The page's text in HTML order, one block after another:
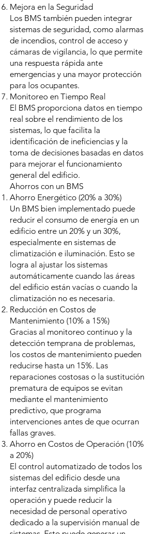
Mejora en la Seguridad
Los BMS también pueden integrar
sistemas de seguridad, como alarmas
de incendios, control de acceso y
cámaras de vigilancia, lo que permite
una respuesta rápida ante
emergencias y una mayor protección
para los ocupantes.
Monitoreo en Tiempo Real
El BMS proporciona datos en tiempo
real sobre el rendimiento de los
sistemas, lo que facilita la
identificación de ineficiencias y la
toma de decisiones basadas en datos
para mejorar el funcionamiento
general del edificio.
Ahorros con un BMS
Ahorro Energético (20% a 30%)
Un BMS bien implementado puede
reducir el consumo de energía en un
edificio entre un 20% y un 30%,
especialmente en sistemas de
climatización e iluminación. Esto se
logra al ajustar los sistemas
automáticamente cuando las áreas
del edificio están vacías o cuando la
climatización no es necesaria.
Reducción en Costos de
Mantenimiento (10% a 15%)
Gracias al monitoreo continuo y la
detección temprana de problemas,
los costos de mantenimiento pueden
reducirse hasta un 15%. Las
reparaciones costosas o la sustitución
prematura de equipos se evitan
mediante el mantenimiento
predictivo, que programa
intervenciones antes de que ocurran
fallas graves.
Ahorro en Costos de Operación (10%
a 20%)
El control automatizado de todos los
sistemas del edificio desde una
interfaz centralizada simplifica la
operación y puede reducir la
necesidad de personal operativo
dedicado a la supervisión manual de